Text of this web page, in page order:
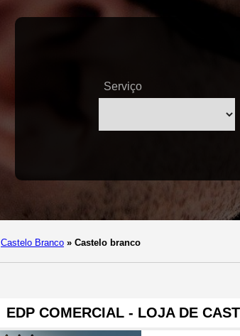
Serviço
Castelo Branco » Castelo branco
EDP COMERCIAL - LOJA DE